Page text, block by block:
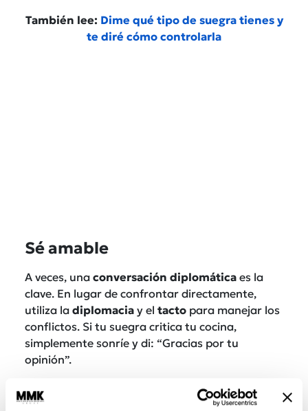
También lee: Dime qué tipo de suegra tienes y
te diré cómo controlarla
Sé amable
A veces, una conversación diplomática es la
clave. En lugar de confrontar directamente,
utiliza la diplomacia y el tacto para manejar los
conflictos. Si tu suegra critica tu cocina,
simplemente sonríe y di: “Gracias por tu
opinión”.